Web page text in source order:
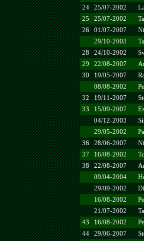
24
25/07-2002
25
25/07-2002
26
01/07-2007
29/10-2003
28
24/10-2002
29
22/08-2007
30
19/05-2007
08/08-2002
32
19/11-2007
33
15/09-2007
04/12-2003
29/05-2002
36
28/06-2007
37
16/08-2002
38
22/08-2007
09/04-2004
29/09-2002
16/08-2002
21/07-2002
43
16/08-2002
44
29/06-2007